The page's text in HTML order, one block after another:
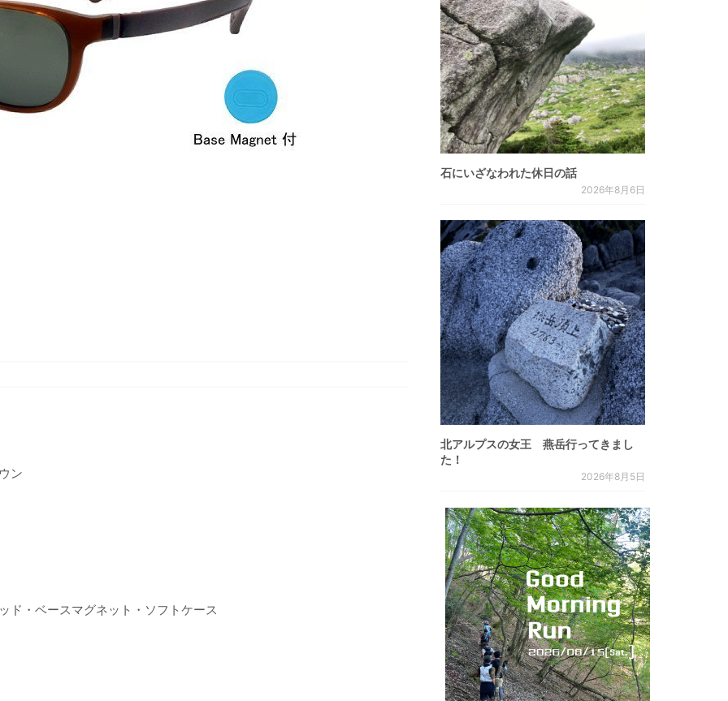
ン
ド・ベースマグネット・ソフトケース
石にいざなわれた休日の話
2026年8月6日
北アルプスの女王 燕岳行ってきまし
た！
2026年8月5日